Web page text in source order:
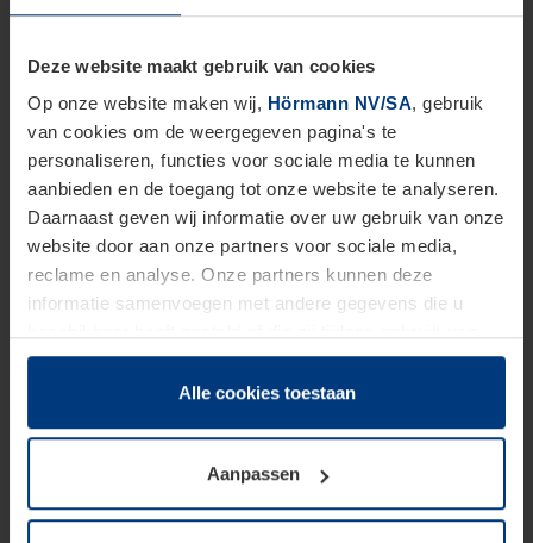
Deze website maakt gebruik van cookies
Op onze website maken wij, Hörmann NV/SA, gebruik
van cookies om de weergegeven pagina's te
personaliseren, functies voor sociale media te kunnen
aanbieden en de toegang tot onze website te analyseren.
Daarnaast geven wij informatie over uw gebruik van onze
website door aan onze partners voor sociale media,
reclame en analyse. Onze partners kunnen deze
informatie samenvoegen met andere gegevens die u
hun diensten hebben verzameld.
Juridisch hebben wij het recht om cookies op uw
van deze pagina's absoluut vereist is. Voor alle andere
soorten cookies is uw toestemming benodigd. Uw
toestemming kunt u op elk moment bij de uitleg van de
Alle cookies toestaan
Aanpassen